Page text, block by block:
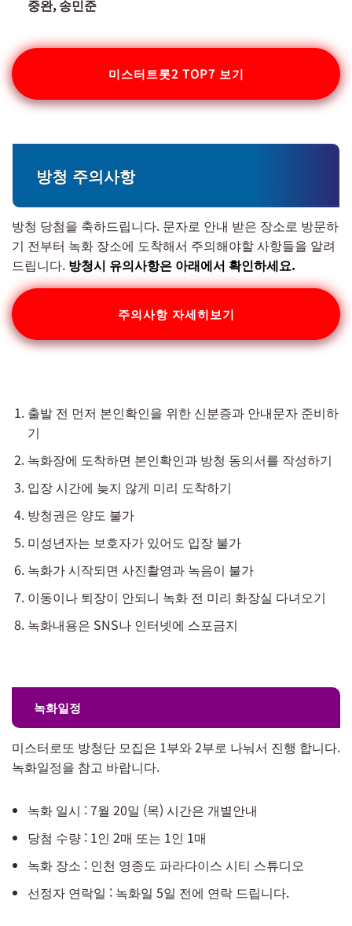
중완, 송민준
미스터트롯2 TOP7 보기
방청 주의사항
방청 당첨을 축하드립니다. 문자로 안내 받은 장소로 방문하
기 전부터 녹화 장소에 도착해서 주의해야할 사항들을 알려
드립니다. 방청시 유의사항은 아래에서 확인하세요.
주의사항 자세히보기
출발 전 먼저 본인확인을 위한 신분증과 안내문자 준비하
기
녹화장에 도착하면 본인확인과 방청 동의서를 작성하기
입장 시간에 늦지 않게 미리 도착하기
방청권은 양도 불가
미성년자는 보호자가 있어도 입장 불가
녹화가 시작되면 사진촬영과 녹음이 불가
이동이나 퇴장이 안되니 녹화 전 미리 화장실 다녀오기
녹화내용은 SNS나 인터넷에 스포금지
녹화일정
미스터로또 방청단 모집은 1부와 2부로 나눠서 진행 합니다.
녹화일정을 참고 바랍니다.
녹화 일시 : 7월 20일 (목) 시간은 개별안내
당첨 수량 : 1인 2매 또는 1인 1매
녹화 장소 : 인천 영종도 파라다이스 시티 스튜디오
선정자 연락일 : 녹화일 5일 전에 연락 드립니다.